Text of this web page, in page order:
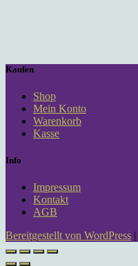
Kaufen
Shop
Mein Konto
Warenkorb
Kasse
Info
Impressum
Kontakt
AGB
Bereitgestellt von WordPress |